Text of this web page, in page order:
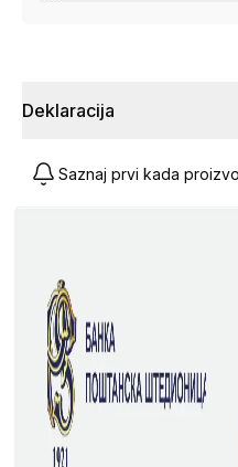
Deklaracija
Saznaj prvi kada